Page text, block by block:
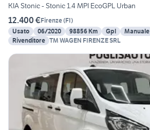
KIA Stonic - Stonic 1.4 MPI EcoGPL Urban
12.400 €Firenze(FI)
Usato
06/2020 98856 Km Gpl Manuale
Rivenditore TM WAGEN FIRENZE SRL